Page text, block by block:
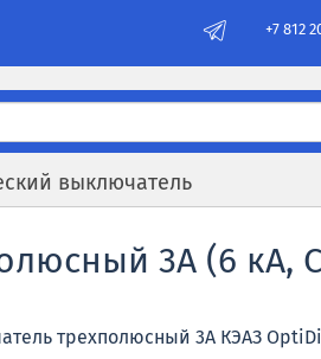
+7 812
выключатель
3А (6 кА,
трехполюсный 3А КЭАЗ